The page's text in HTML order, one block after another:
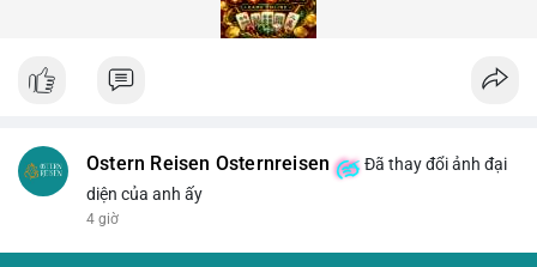
Ostern Reisen Osternreisen
Đã thay đổi ảnh đại
diện của anh ấy
4 giờ